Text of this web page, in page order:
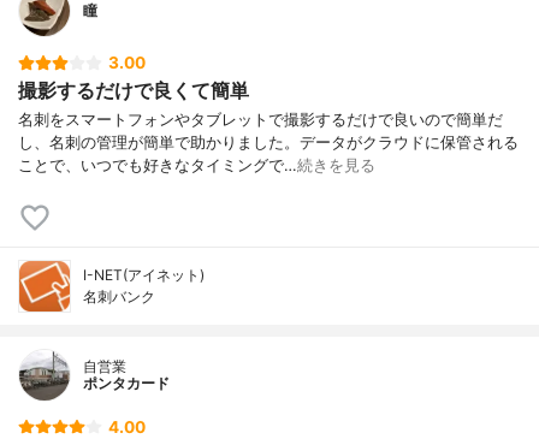
瞳
3.00
撮影するだけで良くて簡単
名刺をスマートフォンやタブレットで撮影するだけで良いので簡単だ
し、名刺の管理が簡単で助かりました。データがクラウドに保管される
ことで、いつでも好きなタイミングで…続きを見る
I-NET(アイネット)
名刺バンク
自営業
ポンタカード
4.00